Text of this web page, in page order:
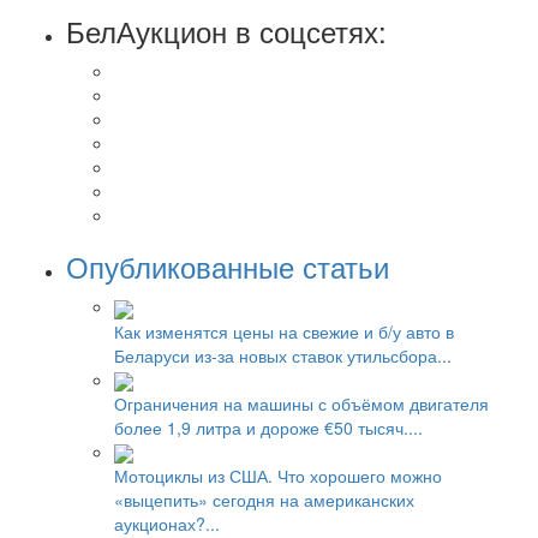
БелАукцион в соцсетях:
Опубликованные статьи
Как изменятся цены на свежие и б/у авто в
Беларуси из-за новых ставок утильсбора...
Ограничения на машины с объёмом двигателя
более 1,9 литра и дороже €50 тысяч....
Мотоциклы из США. Что хорошего можно
«выцепить» сегодня на американских
аукционах?...